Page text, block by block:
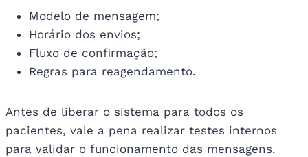
Modelo de mensagem;
Horário dos envios;
Fluxo de confirmação;
Regras para reagendamento.
Antes de liberar o sistema para todos os
pacientes, vale a pena realizar testes internos
para validar o funcionamento das mensagens.